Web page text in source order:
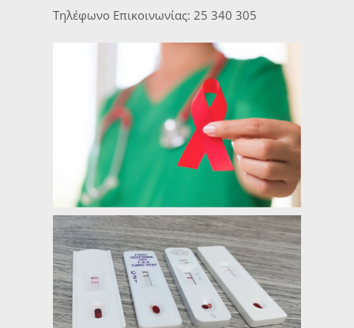
Τηλέφωνο Επικοινωνίας: 25 340 305